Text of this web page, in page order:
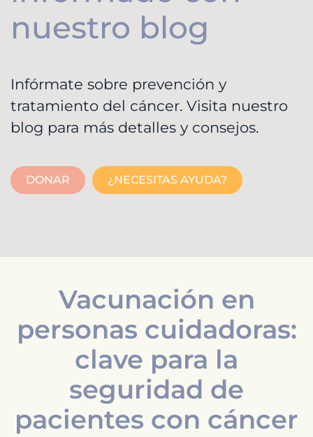
nuestro blog
Infórmate sobre prevención y
tratamiento del cáncer. Visita nuestro
blog para más detalles y consejos.
DONAR ¿NECESITAS AYUDA?
Vacunación en
personas cuidadoras:
clave para la
seguridad de
pacientes con cáncer